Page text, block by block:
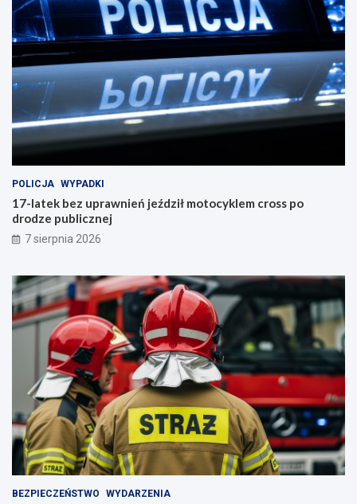
POLICJA WYPADKI
17-latek bez uprawnień jeździł motocyklem cross po
drodze publicznej
7 sierpnia 2026
BEZPIECZEŃSTWO WYDARZENIA